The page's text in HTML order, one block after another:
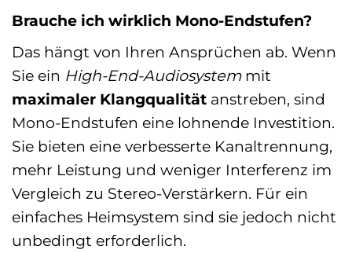
Brauche ich wirklich Mono-Endstufen?
Das hängt von Ihren Ansprüchen ab. Wenn
Sie ein High-End-Audiosystemmit
maximaler Klangqualität anstreben, sind
Mono-Endstufen eine lohnende Investition.
Sie bieten eine verbesserte Kanaltrennung,
mehr Leistung und weniger Interferenz im
Vergleich zu Stereo-Verstärkern. Für ein
einfaches Heimsystem sind sie jedoch nicht
unbedingt erforderlich.